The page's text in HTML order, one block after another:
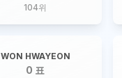
104위
WON HWAYEON
0 표